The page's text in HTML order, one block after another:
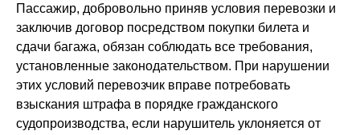
Пассажир, добровольно приняв условия перевозки и
заключив договор посредством покупки билета и
сдачи багажа, обязан соблюдать все требования,
установленные законодательством. При нарушении
этих условий перевозчик вправе потребовать
взыскания штрафа в порядке гражданского
судопроизводства, если нарушитель уклоняется от